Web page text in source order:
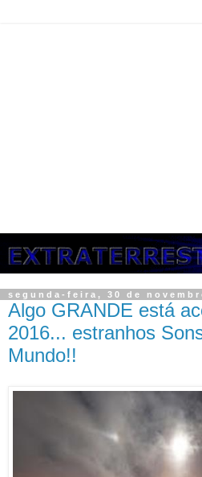
segunda-feira, 30 de
Algo GRANDE está
2016... estranhos
Mundo!!